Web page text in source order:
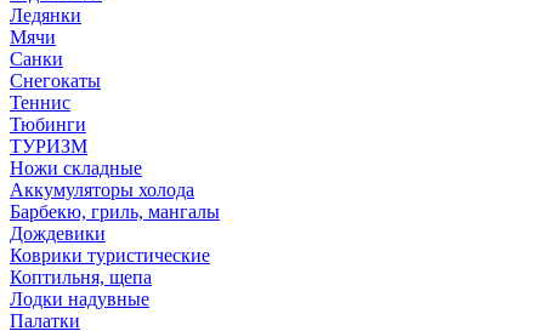
Ледянки
Мячи
Санки
Снегокаты
Теннис
Тюбинги
ТУРИЗМ
Ножи складные
Аккумуляторы холода
Барбекю, гриль, мангалы
Дождевики
Коврики туристические
Коптильня, щепа
Лодки надувные
Палатки